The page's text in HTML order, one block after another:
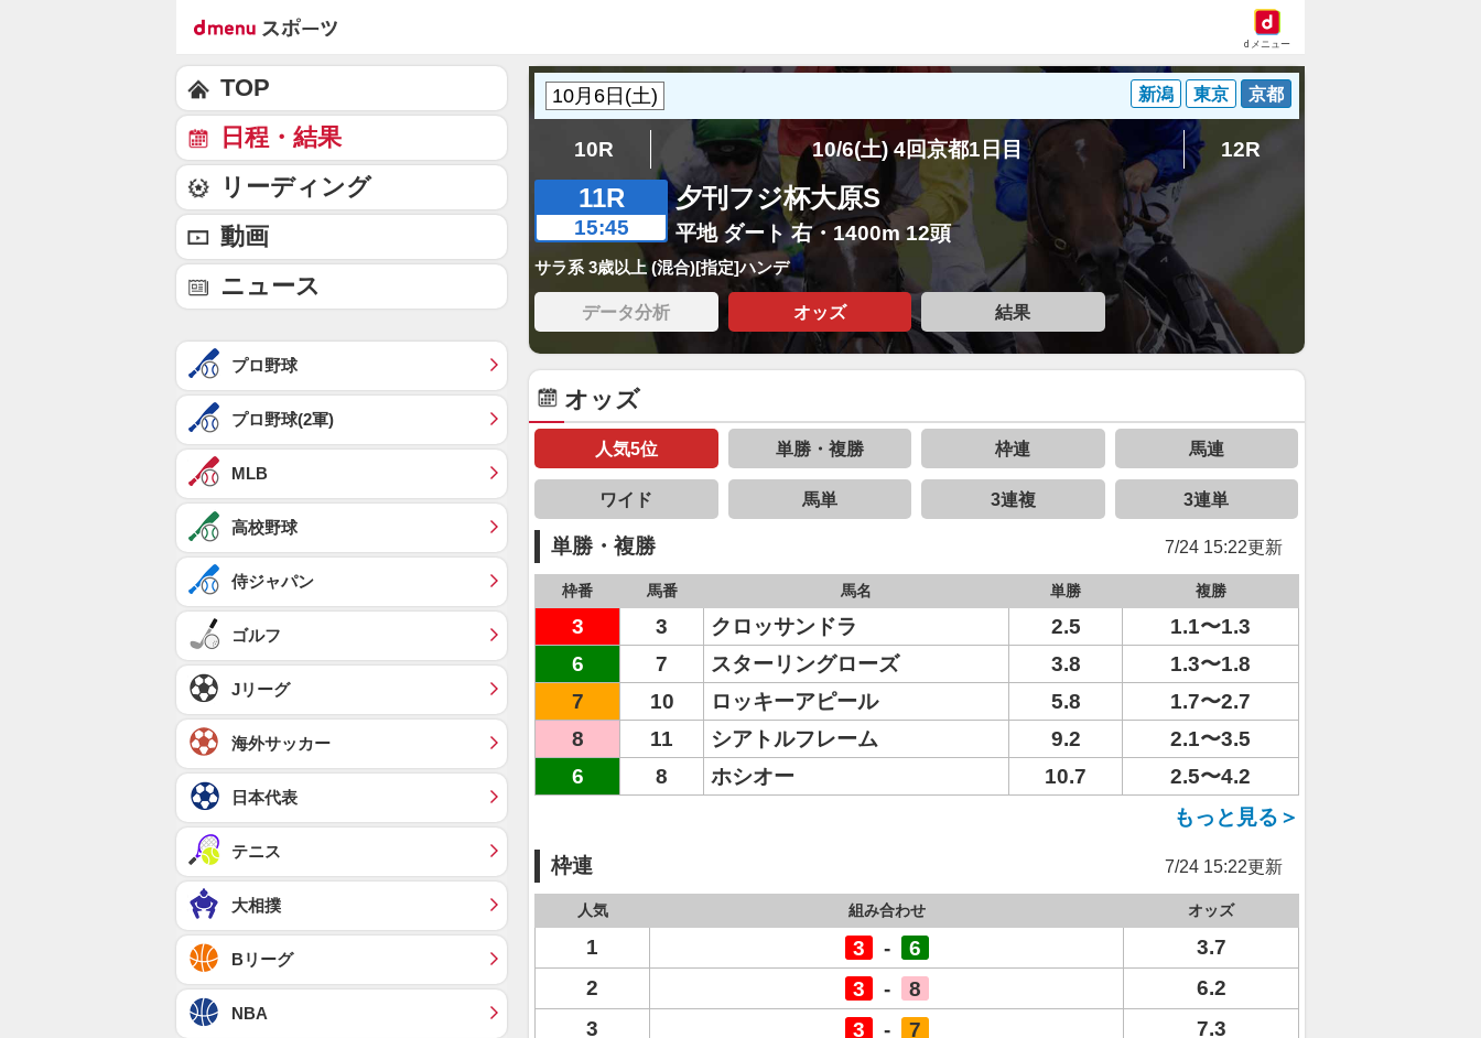
dメニュー
新潟 東京 京都
10R 10/6(土) 4回京都1日目 12R
11R
15:45
夕刊フジ杯大原S
平地 ダート 右・1400m 12頭
サラ系 3歳以上 (混合)[指定]ハンデ
データ分析 オッズ 結果
オッズ
人気5位 単勝・複勝 枠連 馬連
ワイド 馬単 3連複 3連単
単勝・複勝 7/24 15:22更新
枠番 馬番 馬名 単勝 複勝
3 3 クロッサンドラ 2.5
1.1〜1.3
6
7 スターリングローズ 3.8
1.3〜1.8
7
10 ロッキーアピール 5.8
1.7〜2.7
8
11 シアトルフレーム 9.2
2.1〜3.5
6
8 ホシオー 10.7
2.5〜4.2
もっと見る＞
枠連 7/24 15:22更新
人気 組み合わせ オッズ
1 3 - 6
3.7
2
3 - 8
6.2
3
3 - 7
7.3
TOP
日程・結果
リーディング
動画
ニュース
プロ野球
プロ野球(2軍)
MLB
高校野球
侍ジャパン
ゴルフ
Jリーグ
海外サッカー
日本代表
テニス
大相撲
Bリーグ
NBA